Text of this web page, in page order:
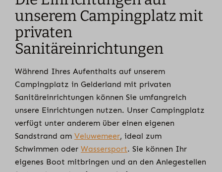
unserem Campingplatz mit
privaten
Sanitäreinrichtungen
Während Ihres Aufenthalts auf unserem
Campingplatz in Gelderland mit privaten
Sanitäreinrichtungen können Sie umfangreich
unsere Einrichtungen nutzen. Unser Campingplatz
verfügt unter anderem über einen eigenen
Sandstrand amVeluwemeer, ideal zum
Schwimmen oderWassersport. Sie können Ihr
eigenes Boot mitbringen und an den Anlegestellen